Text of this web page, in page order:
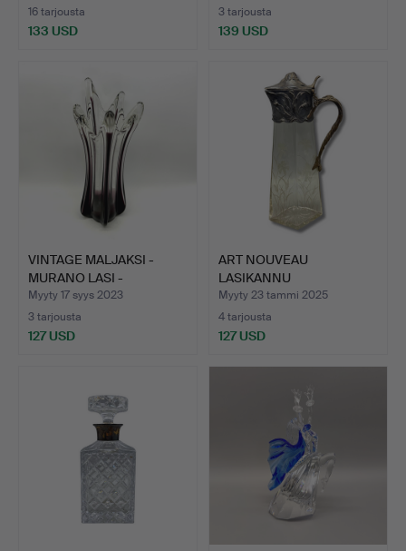
16 tarjousta
133 USD
3 tarjousta
139 USD
VINTAGE MALJAKSI -
MURANO LASI -
PUNAINEN …
Myyty 17 syys 2023
3 tarjousta
127 USD
ART NOUVEAU
LASIKANNU
HOPEAKORISTEELLA
190…
Myyty 23 tammi 2025
4 tarjousta
127 USD